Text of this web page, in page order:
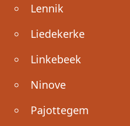
Lennik
Liedekerke
Linkebeek
Ninove
Pajottegem